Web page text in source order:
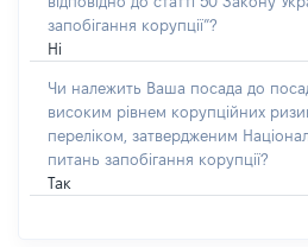
запобігання корупції”?
Ні
Чи належить Ваша посада до
високим рівнем корупційних
переліком, затвердженим
питань запобігання корупції?
Так